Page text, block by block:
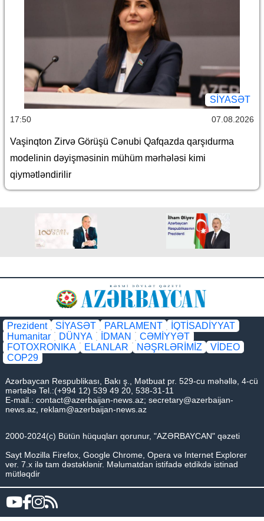
SİYASƏT
17:50 07.08.2026
Vaşinqton Zirvə Görüşü Cənubi Qafqazda qarşıdurma
modelinin dəyişməsinin mühüm mərhələsi kimi
qiymətləndirilir
Prezident SİYASƏT PARLAMENT
İQTİSADİYYAT
Humanitar
DÜNYA İDMAN
CƏMİYYƏT
FOTOXRONIKA
ELANLAR NƏŞRLƏRİMİZ
VİDEO
COP29
Azərbaycan Respublikası, Bakı ş., Mətbuat pr. 529-cu məhəllə, 4-cü
mərtəbə Tel.:(+994 12) 539 49 20, 538-31-11
E-mail.: contact@azerbaijan-news.az; secretary@azerbaijan-
news.az reklam@azerbaijan-news.az
2000-2024(c) Bütün hüquqları qorunur, "AZƏRBAYCAN" qəzeti
Sayt Mozilla Firefox, Google Chrome, Opera və Internet Explorer
ver. 7.x ilə tam dəstəklənir. Məlumatdan istifadə etdikdə istinad
mütləqdir